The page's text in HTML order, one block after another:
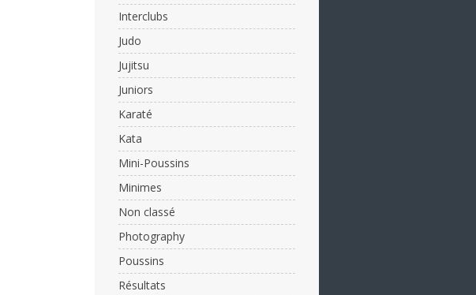
Interclubs
Judo
Jujitsu
Juniors
Karaté
Kata
Mini-Poussins
Minimes
Non classé
Photography
Poussins
Résultats